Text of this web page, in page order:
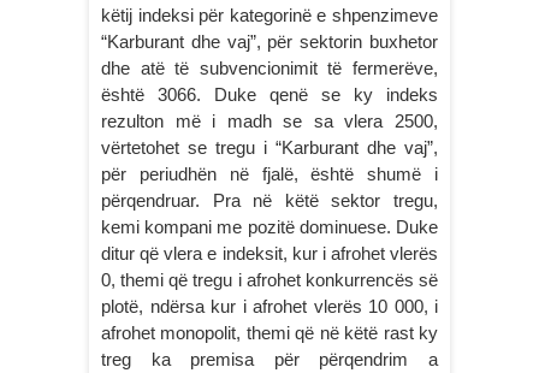
këtij indeksi për kategorinë e shpenzimeve
“Karburant dhe vaj”, për sektorin buxhetor
dhe atë të subvencionimit të fermerëve,
është 3066. Duke qenë se ky indeks
rezulton më i madh se sa vlera 2500,
vërtetohet se tregu i “Karburant dhe vaj”,
për periudhën në fjalë, është shumë i
përqendruar. Pra në këtë sektor tregu,
kemi kompani me pozitë dominuese. Duke
ditur që vlera e indeksit, kur i afrohet vlerës
0, themi që tregu i afrohet konkurrencës së
plotë, ndërsa kur i afrohet vlerës 10 000, i
afrohet monopolit, themi që në këtë rast ky
treg ka premisa për përqendrim a